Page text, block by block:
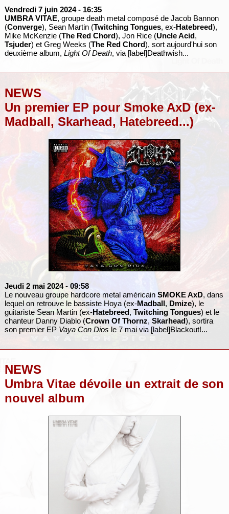
Vendredi 7 juin 2024 - 16:35
UMBRA VITAE, groupe death metal composé de Jacob Bannon
(Converge), Sean Martin (Twitching Tongues, ex-Hatebreed),
Mike McKenzie (The Red Chord), Jon Rice (Uncle Acid,
Tsjuder) et Greg Weeks (The Red Chord), sort aujourd'hui son
deuxième album, Light Of Death, via [label]Deathwish...
NEWS
Un premier EP pour Smoke AxD (ex-
Madball, Skarhead, Hatebreed...)
Jeudi 2 mai 2024 - 09:58
Le nouveau groupe hardcore metal américain SMOKE AxD, dans
lequel on retrouve le bassiste Hoya (ex-Madball, Dmize), le
guitariste Sean Martin (ex-Hatebreed, Twitching Tongues) et le
chanteur Danny Diablo (Crown Of Thornz, Skarhead), sortira
son premier EP Vaya Con Dios le 7 mai via [label]Blackout!...
NEWS
Umbra Vitae dévoile un extrait de son
nouvel album